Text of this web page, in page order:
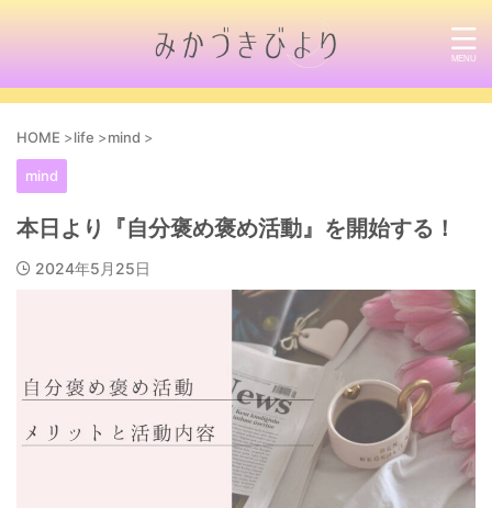
HOME >life >mind >
mind
本日より『自分褒め褒め活動』を開始する！
2024年5月25日